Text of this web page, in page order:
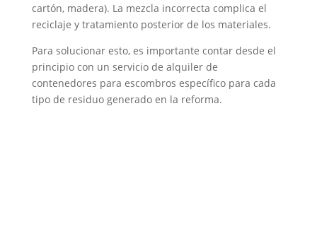
cartón, madera). La mezcla incorrecta complica el
reciclaje y tratamiento posterior de los materiales.
Para solucionar esto, es importante contar desde el
principio con un servicio de alquiler de
contenedores para escombros específico para cada
tipo de residuo generado en la reforma.